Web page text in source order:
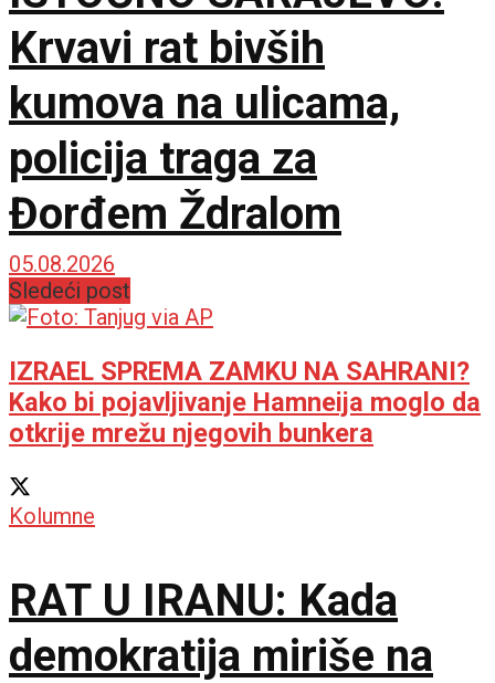
Krvavi rat bivših
kumova na ulicama,
policija traga za
Đorđem Ždralom
05.08.2026
Sledeći post
IZRAEL SPREMA ZAMKU NA SAHRANI?
Kako bi pojavljivanje Hamneija moglo da
otkrije mrežu njegovih bunkera
Kolumne
RAT U IRANU: Kada
demokratija miriše na